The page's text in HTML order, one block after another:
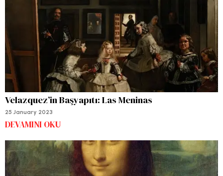
Velazquez’in Başyapıtı: Las Meninas
25 January 2023
DEVAMINI OKU